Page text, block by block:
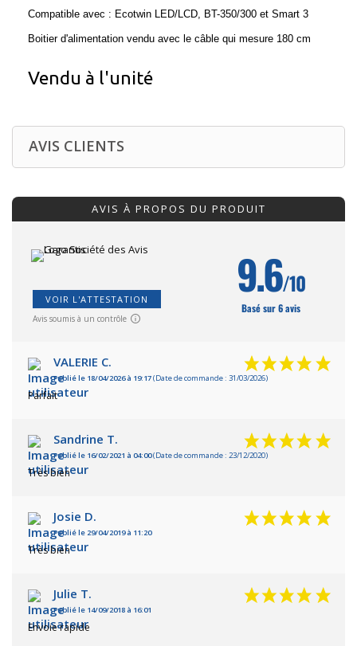
Compatible avec : Ecotwin LED/LCD, BT-350/300 et Smart 3
Boitier d'alimentation vendu avec le câble qui mesure 180 cm
Vendu à l'unité
AVIS CLIENTS
AVIS À PROPOS DU PRODUIT
VOIR L'ATTESTATION
Avis soumis à un contrôle
9.6/10
Basé sur 6 avis
VALERIE C.
Publié le 18/04/2026 à 19:17(Date de commande : 31/03/2026)
Parfait
Sandrine T.
Publié le 16/02/2021 à 04:00(Date de commande : 23/12/2020)
Très bien
Josie D.
Publié le 29/04/2019 à 11:20
Très bien
Julie T.
Publié le 14/09/2018 à 16:01
Envoie rapide